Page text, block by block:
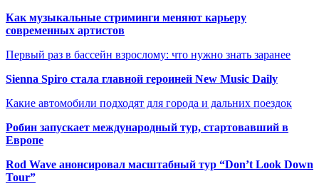
Как музыкальные стриминги меняют карьеру
современных артистов
Первый раз в бассейн взрослому: что нужно знать заранее
Sienna Spiro стала главной героиней New Music Daily
Какие автомобили подходят для города и дальних поездок
Робин запускает международный тур, стартовавший в
Европе
Rod Wave анонсировал масштабный тур “Don’t Look Down
Tour”